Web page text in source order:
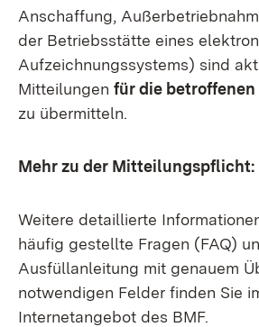
Anschaffung,
der Betriebsstätte eines
Aufzeichnungssystems) sind
Mitteilungen für die
zu übermitteln.
Mehr zu der Mitteilungspflicht:
Weitere detaillierte
häufig gestellte Fragen (FAQ)
Ausfüllanleitung mit genauem
notwendigen Felder finden Sie
Internetangebot des BMF.